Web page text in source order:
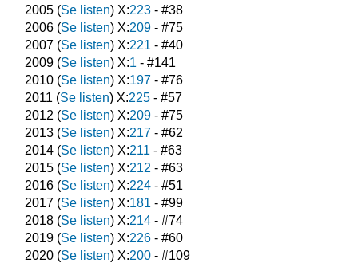
2005(Se listen) X:223- #38
2006(Se listen) X:209- #75
2007(Se listen) X:221 - #40
2009(Se listen) X:1 - #141
2010(Se listen) X:197- #76
2011 (Se listen) X:225- #57
2012 (Se listen) X:209- #75
2013(Se listen) X:217- #62
2014(Se listen) X:211 - #63
2015(Se listen) X:212 - #63
2016(Se listen) X:224- #51
2017(Se listen) X:181 - #99
2018(Se listen) X:214- #74
2019(Se listen) X:226- #60
2020(Se listen) X:200- #109